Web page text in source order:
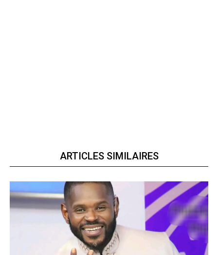
ARTICLES SIMILAIRES